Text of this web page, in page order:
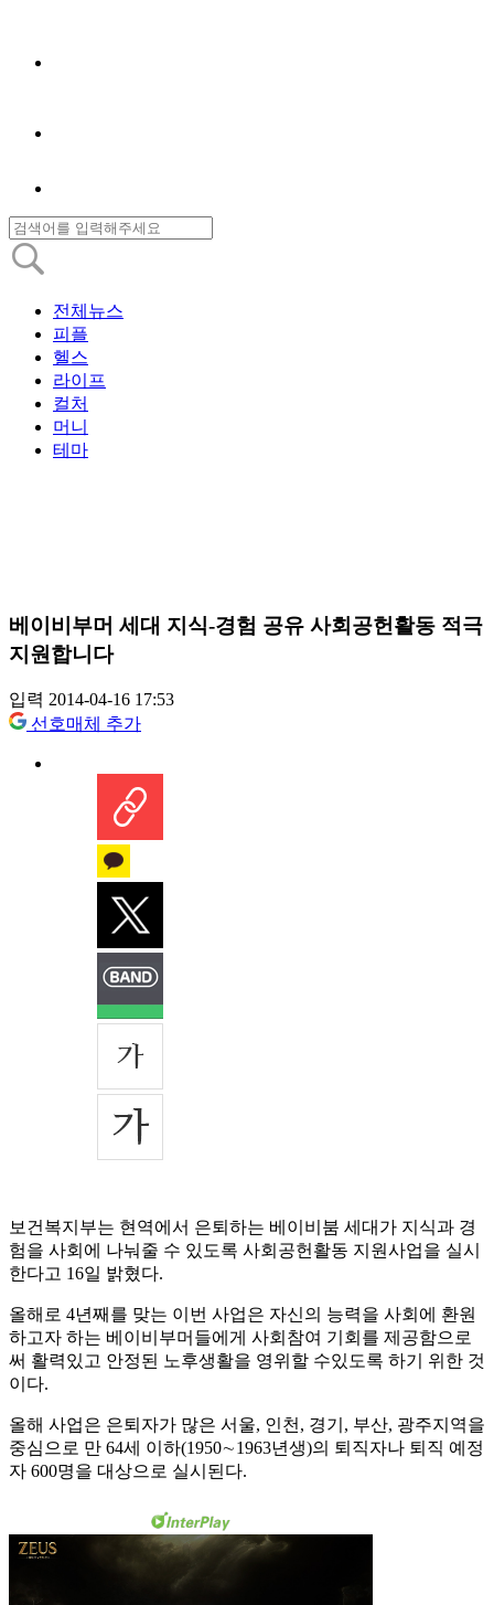
전체뉴스
피플
헬스
라이프
컬처
머니
테마
베이비부머 세대 지식-경험 공유 사회공헌활동 적극
지원합니다
입력 2014-04-16 17:53
선호매체 추가
보건복지부는 현역에서 은퇴하는 베이비붐 세대가 지식과 경
험을 사회에 나눠줄 수 있도록 사회공헌활동 지원사업을 실시
한다고 16일 밝혔다.
올해로 4년째를 맞는 이번 사업은 자신의 능력을 사회에 환원
하고자 하는 베이비부머들에게 사회참여 기회를 제공함으로
써 활력있고 안정된 노후생활을 영위할 수있도록 하기 위한 것
이다.
올해 사업은 은퇴자가 많은 서울, 인천, 경기, 부산, 광주지역을
중심으로 만 64세 이하(1950∼1963년생)의 퇴직자나 퇴직 예정
자 600명을 대상으로 실시된다.